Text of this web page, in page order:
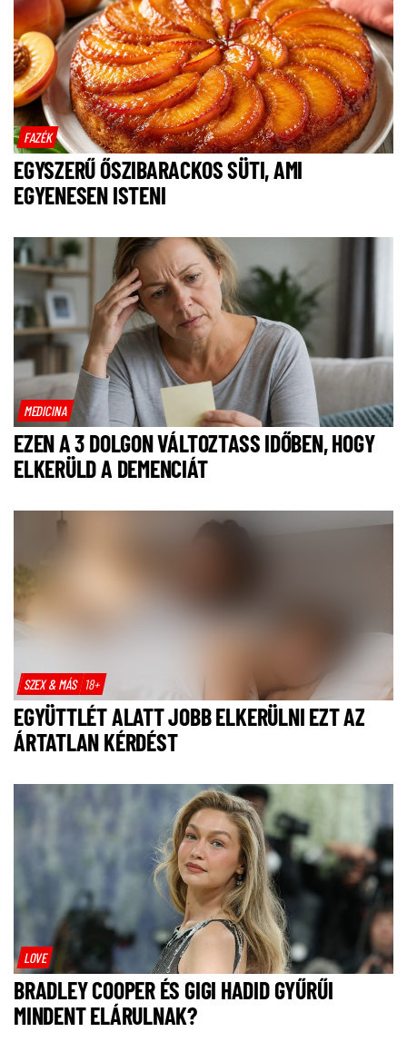
FAZÉK
EGYSZERŰ ŐSZIBARACKOS SÜTI, AMI
EGYENESEN ISTENI
MEDICINA
EZEN A 3 DOLGON VÁLTOZTASS IDŐBEN, HOGY
ELKERÜLD A DEMENCIÁT
SZEX & MÁS 18+
EGYÜTTLÉT ALATT JOBB ELKERÜLNI EZT AZ
ÁRTATLAN KÉRDÉST
LOVE
BRADLEY COOPER ÉS GIGI HADID GYŰRŰI
MINDENT ELÁRULNAK?